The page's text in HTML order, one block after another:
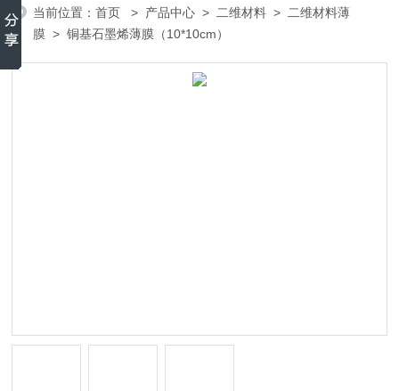
当前位置：首页 > 产品中心 > 二维材料 > 二维材料薄
膜 > 铜基石墨烯薄膜（10*10cm）